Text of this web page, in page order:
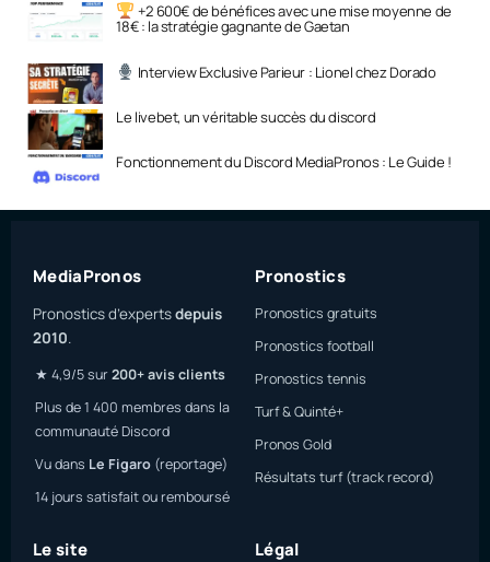
+2 600€ de bénéfices avec une mise moyenne de
18€ : la stratégie gagnante de Gaetan
Interview Exclusive Parieur : Lionel chez Dorado
Le livebet, un véritable succès du discord
Fonctionnement du Discord MediaPronos : Le Guide !
MediaPronos
Pronostics d’expertsdepuis
2010.
★ 4,9/5 sur200+ avis clients
Plus de 1 400 membres dans la
communauté Discord
Vu dans Le Figaro (reportage)
14 jours satisfait ou remboursé
Pronostics
Pronostics gratuits
Pronostics football
Pronostics tennis
Turf & Quinté+
Pronos Gold
Résultats turf (track record)
Le site Légal